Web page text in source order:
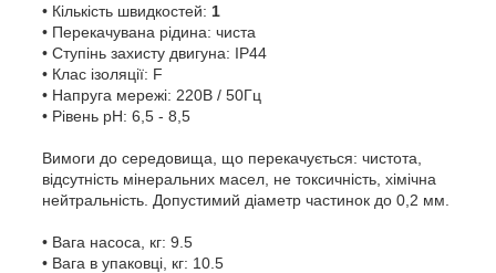
• Кількість швидкостей: 1
• Перекачувана рідина: чиста
• Ступінь захисту двигуна: IP44
• Клас ізоляції: F
• Напруга мережі: 220В / 50Гц
• Рівень pH: 6,5 - 8,5
Вимоги до середовища, що перекачується: чистота,
відсутність мінеральних масел, не токсичність, хімічна
нейтральність. Допустимий діаметр частинок до 0,2 мм.
• Вага насоса, кг: 9.5
• Вага в упаковці, кг: 10.5